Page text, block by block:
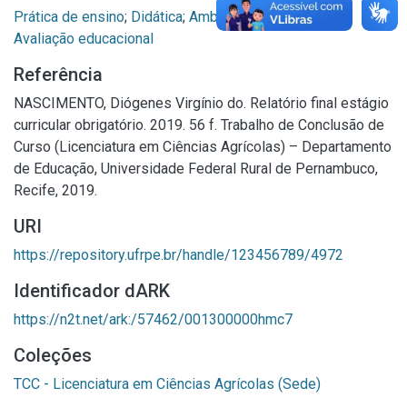
Prática de ensino; Didática; Ambiente de sala de aula
Avaliação educacional
Referência
NASCIMENTO, Diógenes Virgínio do. Relatório final estágio
curricular obrigatório. 2019. 56 f. Trabalho de Conclusão de
Curso (Licenciatura em Ciências Agrícolas) – Departamento
de Educação, Universidade Federal Rural de Pernambuco,
Recife, 2019.
URI
https://repository.ufrpe.br/handle/123456789/4972
Identificador dARK
https://n2t.net/ark:/57462/001300000hmc7
Coleções
TCC - Licenciatura em Ciências Agrícolas (Sede)